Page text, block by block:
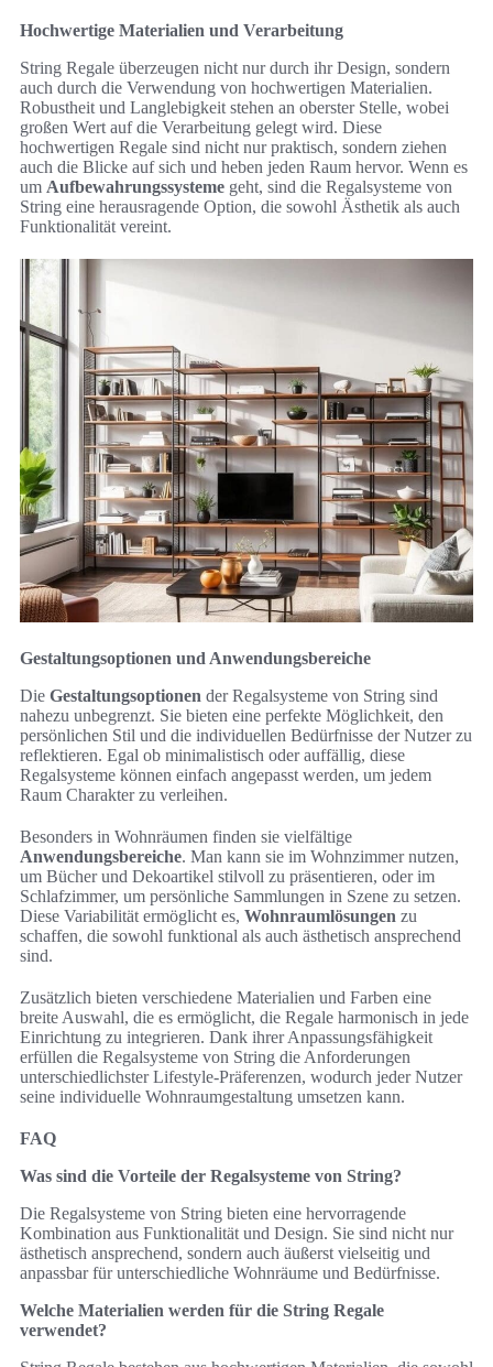
Hochwertige Materialien und Verarbeitung
String Regale überzeugen nicht nur durch ihr Design, sondern
auch durch die Verwendung von hochwertigen Materialien.
Robustheit und Langlebigkeit stehen an oberster Stelle, wobei
großen Wert auf die Verarbeitung gelegt wird. Diese
hochwertigen Regale sind nicht nur praktisch, sondern ziehen
auch die Blicke auf sich und heben jeden Raum hervor. Wenn es
um Aufbewahrungssysteme geht, sind die Regalsysteme von
String eine herausragende Option, die sowohl Ästhetik als auch
Funktionalität vereint.
Gestaltungsoptionen und Anwendungsbereiche
Die Gestaltungsoptionen der Regalsysteme von String sind
nahezu unbegrenzt. Sie bieten eine perfekte Möglichkeit, den
persönlichen Stil und die individuellen Bedürfnisse der Nutzer zu
reflektieren. Egal ob minimalistisch oder auffällig, diese
Regalsysteme können einfach angepasst werden, um jedem
Raum Charakter zu verleihen.
Besonders in Wohnräumen finden sie vielfältige
Anwendungsbereiche. Man kann sie im Wohnzimmer nutzen,
um Bücher und Dekoartikel stilvoll zu präsentieren, oder im
Schlafzimmer, um persönliche Sammlungen in Szene zu setzen.
Diese Variabilität ermöglicht es, Wohnraumlösungen zu
schaffen, die sowohl funktional als auch ästhetisch ansprechend
sind.
Zusätzlich bieten verschiedene Materialien und Farben eine
breite Auswahl, die es ermöglicht, die Regale harmonisch in jede
Einrichtung zu integrieren. Dank ihrer Anpassungsfähigkeit
erfüllen die Regalsysteme von String die Anforderungen
unterschiedlichster Lifestyle-Präferenzen, wodurch jeder Nutzer
seine individuelle Wohnraumgestaltung umsetzen kann.
FAQ
Was sind die Vorteile der Regalsysteme von String?
Die Regalsysteme von String bieten eine hervorragende
Kombination aus Funktionalität und Design. Sie sind nicht nur
ästhetisch ansprechend, sondern auch äußerst vielseitig und
anpassbar für unterschiedliche Wohnräume und Bedürfnisse.
Welche Materialien werden für die String Regale
verwendet?